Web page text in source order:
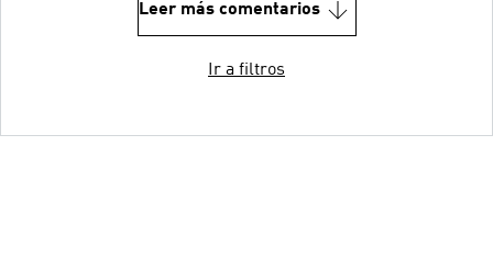
Leer más comentarios
Ir a filtros